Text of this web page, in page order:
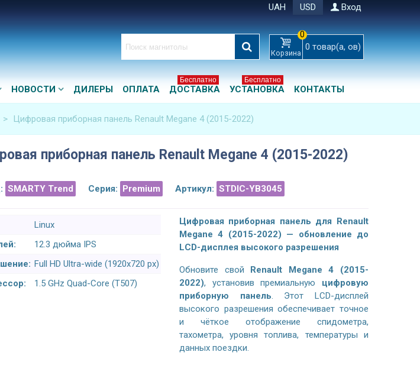
UAH USD Вход
Корзина
0
0 товар(а, ов)
НОВОСТИ ДИЛЕРЫ ОПЛАТА ДОСТАВКА
Бесплатно
УСТАНОВКА
Бесплатно
КОНТАКТЫ
> Цифровая приборная панель Renault Megane 4 (2015-2022)
приборная панель Renault Megane 4 (2015-2022)
SMARTY Trend Серия: Premium Артикул: STDIC-YB3045
Linux
12.3 дюйма IPS
Full HD Ultra-wide (1920x720 px)
1.5 GHz Quad-Core (T507)
Цифровая приборная панель для Renault
Megane 4 (2015-2022) — обновление до
LCD-дисплея высокого разрешения
Обновите свой Renault Megane 4 (2015-
2022), установив премиальную цифровую
приборную панель. Этот LCD-дисплей
высокого разрешения обеспечивает точное
и чёткое отображение спидометра,
тахометра, уровня топлива, температуры и
данных поездки.